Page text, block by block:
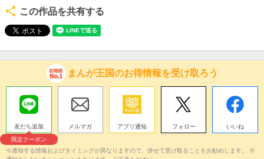
この作品を共有する
まんが王国のお得情報を受け取ろう
友だち追加
限定クーポン
メルマガ アプリ通知 フォロー いいね
※通知する情報およびタイミングが異なりますので、併せて受け取ることをお勧めします。 ※